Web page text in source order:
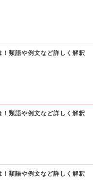
！類語や例文など詳しく解釈
！類語や例文など詳しく解釈
！類語や例文など詳しく解釈